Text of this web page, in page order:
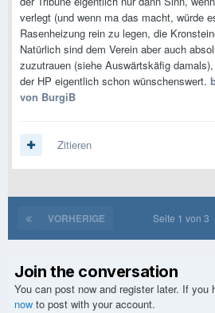
verlegt (und wenn ma das macht, würde
Rasenheizung rein zu legen, die
Natürlich sind dem Verein aber auch
zuzutrauen (siehe Auswärtskäfig
der HP eigentlich schon wünschenswert.
von BurgiB
Zitieren
VORHERIGE Seite 1 von 3
Join the conversation
You can post now and register later. If you
now to post with your account.